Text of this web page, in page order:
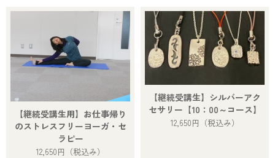
【継続受講生用】お仕事帰り
のストレスフリーヨーガ・セ
ラピー
12,650円 （税込み）
【継続受講生】シルバーアク
セサリー【10：00～コース】
12,650円 （税込み）